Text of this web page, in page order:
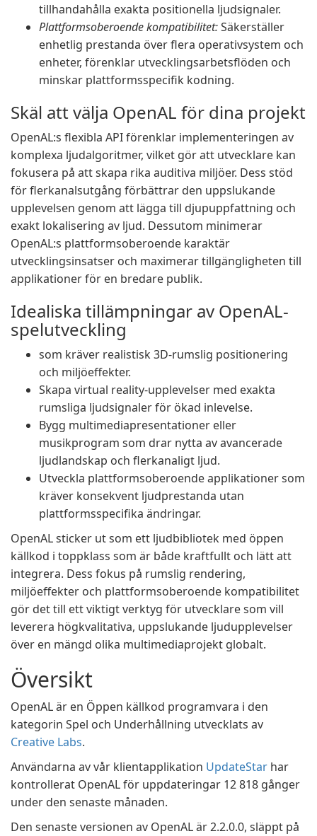
tillhandahålla exakta positionella ljudsignaler.
Plattformsoberoende kompatibilitet:Säkerställer
enhetlig prestanda över flera operativsystem och
enheter, förenklar utvecklingsarbetsflöden och
minskar plattformsspecifik kodning.
Skäl att välja OpenAL för dina projekt
OpenAL:s flexibla API förenklar implementeringen av
komplexa ljudalgoritmer, vilket gör att utvecklare kan
fokusera på att skapa rika auditiva miljöer. Dess stöd
för flerkanalsutgång förbättrar den uppslukande
upplevelsen genom att lägga till djupuppfattning och
exakt lokalisering av ljud. Dessutom minimerar
OpenAL:s plattformsoberoende karaktär
utvecklingsinsatser och maximerar tillgängligheten till
applikationer för en bredare publik.
Idealiska tillämpningar av OpenAL-
spelutveckling
som kräver realistisk 3D-rumslig positionering
och miljöeffekter.
Skapa virtual reality-upplevelser med exakta
rumsliga ljudsignaler för ökad inlevelse.
Bygg multimediapresentationer eller
musikprogram som drar nytta av avancerade
ljudlandskap och flerkanaligt ljud.
Utveckla plattformsoberoende applikationer som
kräver konsekvent ljudprestanda utan
plattformsspecifika ändringar.
OpenAL sticker ut som ett ljudbibliotek med öppen
källkod i toppklass som är både kraftfullt och lätt att
integrera. Dess fokus på rumslig rendering,
miljöeffekter och plattformsoberoende kompatibilitet
gör det till ett viktigt verktyg för utvecklare som vill
leverera högkvalitativa, uppslukande ljudupplevelser
över en mängd olika multimediaprojekt globalt.
Översikt
OpenAL är en Öppen källkod programvara i den
kategorin Spel och Underhållning utvecklats av
Creative Labs.
Användarna av vår klientapplikation UpdateStar har
kontrollerat OpenAL för uppdateringar 12 818 gånger
under den senaste månaden.
Den senaste versionen av OpenAL är 2.2.0.0, släppt på